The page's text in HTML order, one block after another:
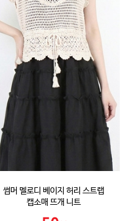
썸머 멜로디 베이지 허리 스트랩
캡소매 뜨개 니트